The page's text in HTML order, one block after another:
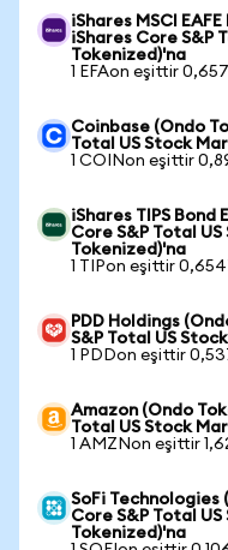
iShares MSCI
iShares Core S&P
Tokenized)'na
1 EFAon eşittir
Coinbase (Ondo
Total US Stock
1 COINon eşittir
iShares TIPS Bond
Core S&P Total
Tokenized)'na
1 TIPon eşittir
PDD Holdings
S&P Total US
1 PDDon eşittir
Amazon (Ondo
Total US Stock
1 AMZNon eşittir
SoFi Technologies
Core S&P Total
Tokenized)'na